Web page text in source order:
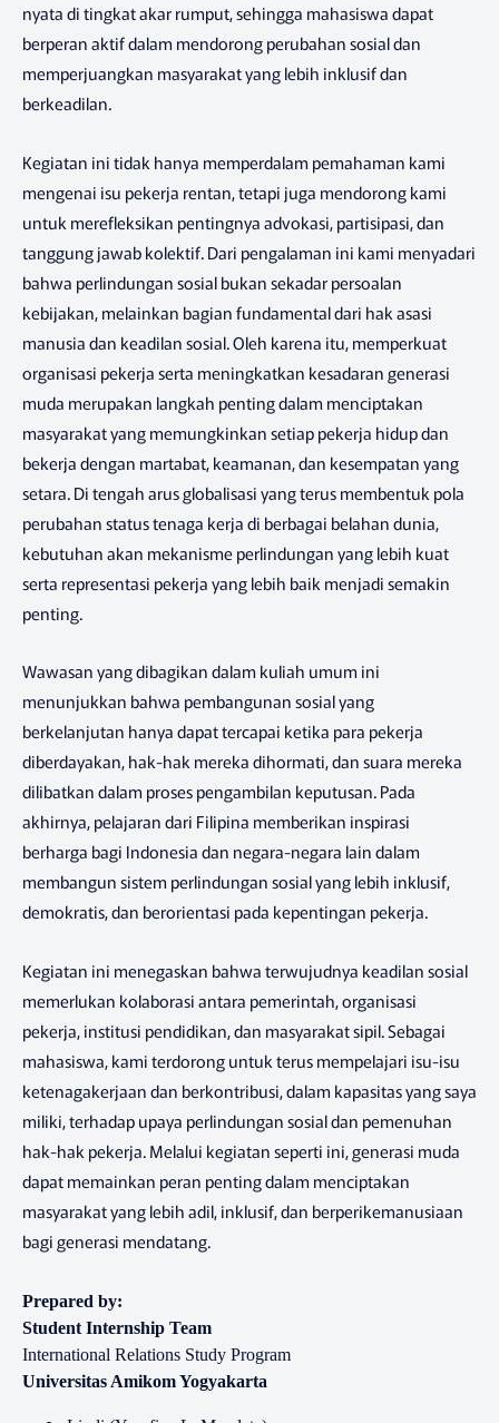
nyata di tingkat akar rumput, sehingga mahasiswa dapat
berperan aktif dalam mendorong perubahan sosial dan
memperjuangkan masyarakat yang lebih inklusif dan
berkeadilan.
Kegiatan ini tidak hanya memperdalam pemahaman kami
mengenai isu pekerja rentan, tetapi juga mendorong kami
untuk merefleksikan pentingnya advokasi, partisipasi, dan
tanggung jawab kolektif. Dari pengalaman ini kami menyadari
bahwa perlindungan sosial bukan sekadar persoalan
kebijakan, melainkan bagian fundamental dari hak asasi
manusia dan keadilan sosial. Oleh karena itu, memperkuat
organisasi pekerja serta meningkatkan kesadaran generasi
muda merupakan langkah penting dalam menciptakan
masyarakat yang memungkinkan setiap pekerja hidup dan
bekerja dengan martabat, keamanan, dan kesempatan yang
setara. Di tengah arus globalisasi yang terus membentuk pola
perubahan status tenaga kerja di berbagai belahan dunia,
kebutuhan akan mekanisme perlindungan yang lebih kuat
serta representasi pekerja yang lebih baik menjadi semakin
penting.
Wawasan yang dibagikan dalam kuliah umum ini
menunjukkan bahwa pembangunan sosial yang
berkelanjutan hanya dapat tercapai ketika para pekerja
diberdayakan, hak-hak mereka dihormati, dan suara mereka
dilibatkan dalam proses pengambilan keputusan. Pada
akhirnya, pelajaran dari Filipina memberikan inspirasi
berharga bagi Indonesia dan negara-negara lain dalam
membangun sistem perlindungan sosial yang lebih inklusif,
demokratis, dan berorientasi pada kepentingan pekerja.
Kegiatan ini menegaskan bahwa terwujudnya keadilan sosial
memerlukan kolaborasi antara pemerintah, organisasi
pekerja, institusi pendidikan, dan masyarakat sipil. Sebagai
mahasiswa, kami terdorong untuk terus mempelajari isu-isu
ketenagakerjaan dan berkontribusi, dalam kapasitas yang saya
miliki, terhadap upaya perlindungan sosial dan pemenuhan
hak-hak pekerja. Melalui kegiatan seperti ini, generasi muda
dapat memainkan peran penting dalam menciptakan
masyarakat yang lebih adil, inklusif, dan berperikemanusiaan
bagi generasi mendatang.
Prepared by:
Student Internship Team
International Relations Study Program
Universitas Amikom Yogyakarta